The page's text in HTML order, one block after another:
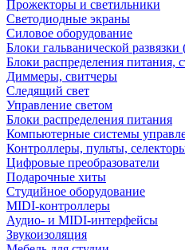
Прожекторы и светильники
Светодиодные экраны
Силовое оборудование
Блоки гальванической
Блоки распределения питания,
Диммеры, свитчеры
Следящий свет
Управление светом
Блоки распределения питания
Компьютерные системы
Контроллеры, пульты,
Цифровые преобразователи
Подарочные хиты
Студийное оборудование
MIDI-контроллеры
Аудио- и MIDI-интерфейсы
Звукоизоляция